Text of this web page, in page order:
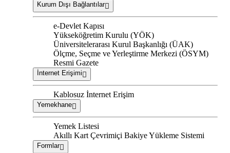
Kurum Dışı Bağlantılar
e-Devlet Kapısı
Yükseköğretim Kurulu (YÖK)
Üniversitelerarası Kurul Başkanlığı (ÜAK)
Ölçme, Seçme ve Yerleştirme Merkezi (ÖSYM)
Resmi Gazete
İnternet Erişimi
Kablosuz İnternet Erişim
Yemekhane
Yemek Listesi
Akıllı Kart Çevrimiçi Bakiye Yükleme Sistemi
Formlar